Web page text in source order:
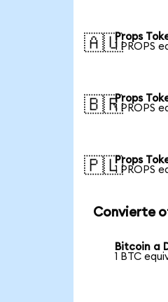
🇦🇺Props
1 PROPS
🇧🇷Props
1 PROPS
🇵🇱Props
1 PROPS
Convierte
Bitcoin a
1 BTC